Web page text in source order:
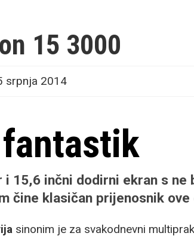
15 3000
srpnja 2014
i 15,6 inčni dodirni ekran s ne
čine klasičan prijenosnik
sinonim je za svakodnevni